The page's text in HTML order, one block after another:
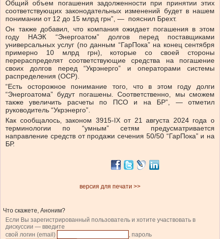
Общий объем погашения задолженности при принятии этих
соответствующих законодательных изменений будет в нашем
понимании от 12 до 15 млрд грн”, — пояснил Брехт.
Он также добавил, что компания ожидает погашения в этом
году НАЭК “Энергоатом” долгов перед поставщиками
универсальных услуг (по данным “ГарПока” на конец сентября
примерно 10 млрд грн), которые со своей стороны
перераспределят соответствующие средства на погашение
своих долгов перед “Укрэнерго” и операторами системы
распределения (ОСР).
“Есть осторожное понимание того, что в этом году долги
“Энергоатома” будут погашены. Соответственно, мы сможем
также увеличить расчеты по ПСО и на БР”, — отметил
руководитель “Укрэнерго”.
Как сообщалось, законом 3915-IX от 21 августа 2024 года о
терминологии по “умным” сетям предусматривается
направление средств от продажи сечения 50/50 “ГарПока” и на
БР.
версия для печати >>
Что скажете, Аноним?
Если Вы зарегистрированный пользователь и хотите участвовать в
дискуссии — введите
свой логин (email)
, пароль